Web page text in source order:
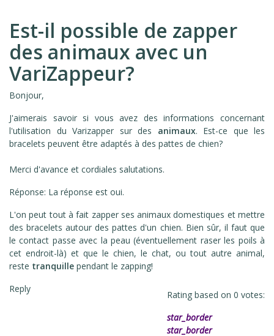
Est-il possible de zapper
des animaux avec un
VariZappeur?
Bonjour,
J'aimerais savoir si vous avez des informations concernant
l'utilisation du Varizapper sur des animaux. Est-ce que les
bracelets peuvent être adaptés à des pattes de chien?
Merci d'avance et cordiales salutations.
Réponse: La réponse est oui.
L'on peut tout à fait zapper ses animaux domestiques et mettre
des bracelets autour des pattes d'un chien. Bien sûr, il faut que
le contact passe avec la peau (éventuellement raser les poils à
cet endroit-là) et que le chien, le chat, ou tout autre animal,
reste tranquille pendant le zapping!
Rating based on 0 votes:
star_border
star_border
Reply